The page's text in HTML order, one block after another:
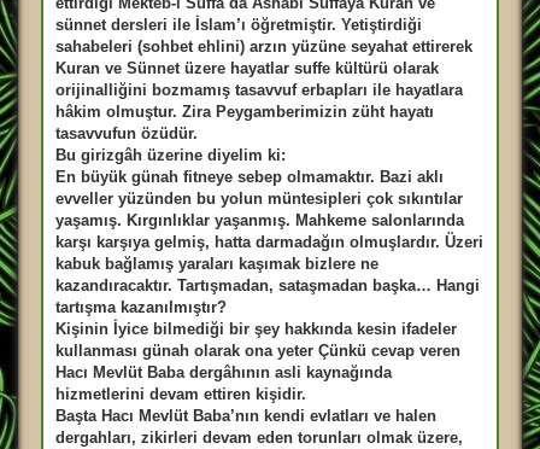
sünnet dersleri ile İslam’ı öğretmiştir. Yetiştirdiği
sahabeleri (sohbet ehlini) arzın yüzüne seyahat ettirerek
Kuran ve Sünnet üzere hayatlar suffe kültürü olarak
orijinalliğini bozmamış tasavvuf erbapları ile hayatlara
hâkim olmuştur. Zira Peygamberimizin züht hayatı
tasavvufun özüdür.
Bu girizgâh üzerine diyelim ki:
En büyük günah fitneye sebep olmamaktır. Bazi aklı
evveller yüzünden bu yolun müntesipleri çok sıkıntılar
yaşamış. Kırgınlıklar yaşanmış. Mahkeme salonlarında
karşı karşıya gelmiş, hatta darmadağın olmuşlardır. Üzeri
kabuk bağlamış yaraları kaşımak bizlere ne
kazandıracaktır. Tartışmadan, sataşmadan başka… Hangi
tartışma kazanılmıştır?
Kişinin İyice bilmediği bir şey hakkında kesin ifadeler
kullanması günah olarak ona yeter Çünkü cevap veren
Hacı Mevlüt Baba dergâhının asli kaynağında
hizmetlerini devam ettiren kişidir.
Başta Hacı Mevlüt Baba’nın kendi evlatları ve halen
dergahları, zikirleri devam eden torunları olmak üzere,